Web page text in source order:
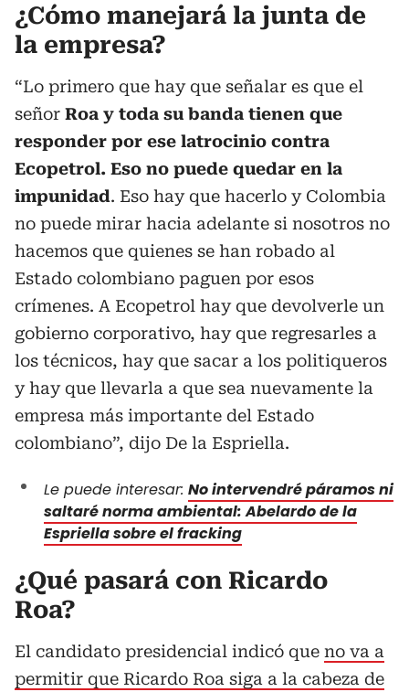
¿Cómo manejará la junta de
la empresa?
“Lo primero que hay que señalar es que el
señor Roa y toda su banda tienen que
responder por ese latrocinio contra
Ecopetrol. Eso no puede quedar en la
impunidad. Eso hay que hacerlo y Colombia
no puede mirar hacia adelante si nosotros no
hacemos que quienes se han robado al
Estado colombiano paguen por esos
crímenes. A Ecopetrol hay que devolverle un
gobierno corporativo, hay que regresarles a
los técnicos, hay que sacar a los politiqueros
y hay que llevarla a que sea nuevamente la
empresa más importante del Estado
colombiano”, dijo De la Espriella.
Le puede interesar: No intervendré páramos ni
saltaré norma ambiental: Abelardo de la
Espriella sobre el fracking
¿Qué pasará con Ricardo
Roa?
El candidato presidencial indicó que no va a
permitir que Ricardo Roa siga a la cabeza de